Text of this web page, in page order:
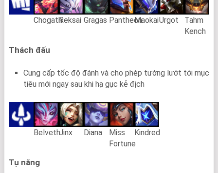
ChogathReksai Gragas PantheonMaokaiUrgot
Tahm
Kench
Thách đấu
Cung cấp tốc độ đánh và cho phép tướng lướt tới mục
tiêu mới ngay sau khi hạ gục kẻ địch
BelvethJinx Diana
Miss
Fortune
Kindred
Tụ năng